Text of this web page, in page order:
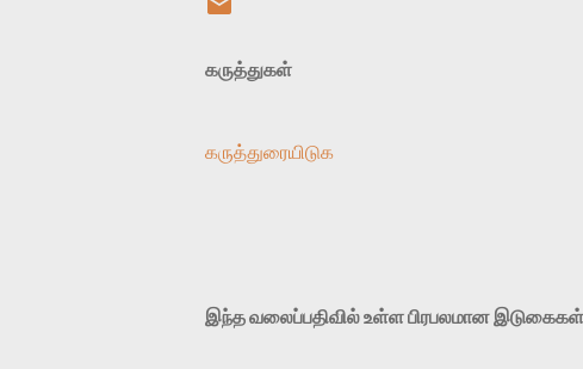
கருத்துகள்
கருத்துரையிடுக
இந்த வலைப்பதிவில் உள்ள பிரபலமான இடுகைகள்